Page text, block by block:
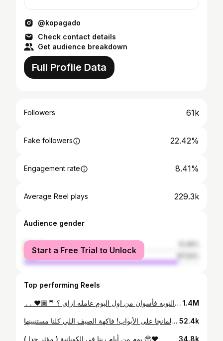
@kopagado
Check contact details
Get audience breakdown
Full Profile Data
Followers 61k
Fake followers 22.42%
Engagement rate 8.41%
Average Reel plays 229.3k
Audience gender
female
male
Start a Free Trial to Unlock
Top performing Reels
شوف افراح النوبه فأسوان من اول اليوم عامله ازاى ؟ 🤵🏾♥️ . . ‏#aswan #aswanegypt #aswan_egypt #aswanphotography #aswanlife #aswan_egypt_ph #photoshop #photooftheday #photoshoot #photography #photographers #photography #phonography #photo #xiaomi #xiaomiphotography #mobilephotography #mobilephotographer #mobilephoto #streetphotography #streetstyle #egypt #egyptstyle #egyptstreets #architecturephotography #naturephotography #nature #explore #myegypt 1.4M
المانجا على الأبواب! فاكهة الصيف اللي كلنا مستنيينها” 🥭❤ 52.4k
يوم من أيام ربنا في الكوبانية ( مؤثر جدا ) 🥹❤️ 34.8k